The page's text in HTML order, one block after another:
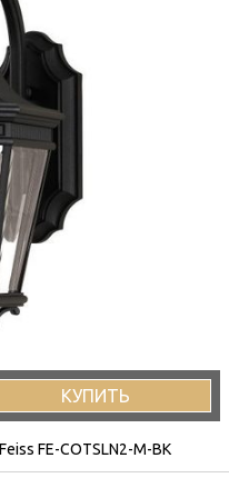
КУПИТЬ
FE-COTSLN2-M-BK